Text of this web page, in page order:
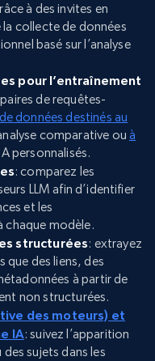
à des invites en
collecte de données
basé sur l’analyse
pour l’entraînement
de requêtes-
données destinés au
comparative ou à
personnalisés.
: comparez les
LLM afin d’identifier
et les
chaque modèle.
structurées: extrayez
que des liens, des
à partir de
non structurées.
des moteurs) et
IA: suivez l’apparition
sujets dans les